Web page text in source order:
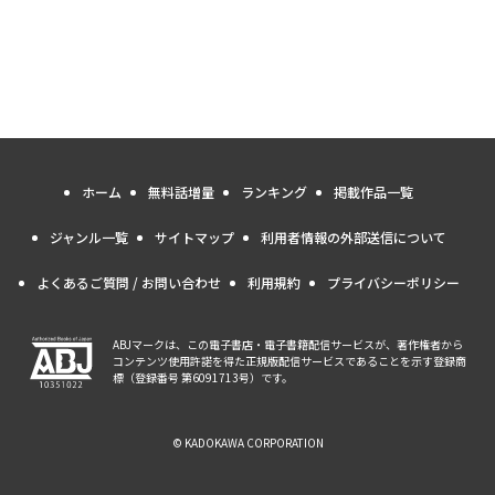
ホーム 無料話増量 ランキング 掲載作品一覧
ジャンル一覧 サイトマップ 利用者情報の外部送信について
よくあるご質問 / お問い合わせ 利用規約 プライバシーポリシー
ABJマークは、この電子書店・電子書籍配信サービスが、著作権者から
コンテンツ使用許諾を得た正規版配信サービスであることを示す登録商
標（登録番号 第6091713号）です。
© KADOKAWA CORPORATION